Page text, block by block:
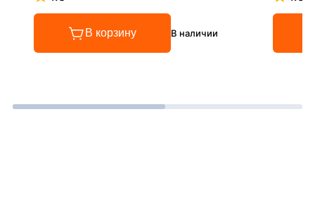
В корзину В наличии